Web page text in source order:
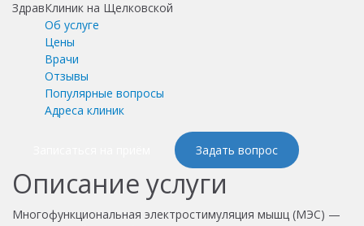
Об услуге
Цены
Врачи
Отзывы
Популярные вопросы
Адреса клиник
Задать вопрос
Описание услуги
Многофункциональная электростимуляция мышц (МЭС) —